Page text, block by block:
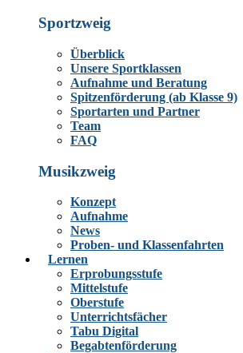
Sportzweig
Überblick
Unsere Sportklassen
Aufnahme und Beratung
Spitzenförderung (ab Klasse 9)
Sportarten und Partner
Team
FAQ
Musikzweig
Konzept
Aufnahme
News
Proben- und Klassenfahrten
Lernen
Erprobungsstufe
Mittelstufe
Oberstufe
Unterrichtsfächer
Tabu Digital
Begabtenförderung